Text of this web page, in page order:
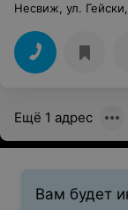
Несвиж, ул.
Ещё 1 адрес
Вам будет